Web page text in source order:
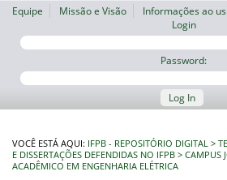
Equipe Missão e Visão Informações ao
Login
Password:
Log In
VOCÊ ESTÁ AQUI: IFPB - REPOSITÓRIO DIGITAL
E DISSERTAÇÕES DEFENDIDAS NO IFPB
CAMPUS
ACADÊMICO EM ENGENHARIA ELÉTRICA